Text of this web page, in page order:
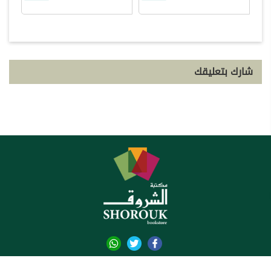
شارك بتعليقك